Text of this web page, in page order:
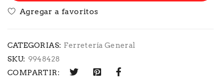
CATEGORIAS: Ferretería General
SKU: 9948428
COMPARTIR: